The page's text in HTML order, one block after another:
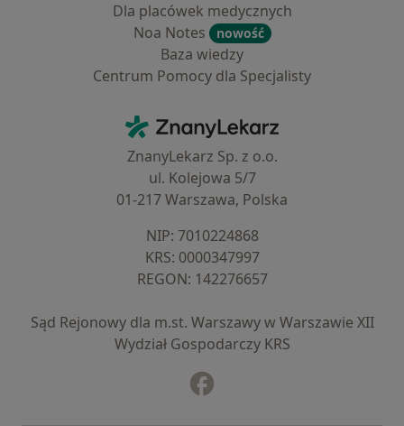
Dla placówek medycznych
Noa Notes
nowość
Baza wiedzy
Centrum Pomocy dla Specjalisty
ZnanyLekarz - Strona główna
ZnanyLekarz Sp. z o.o.
ul. Kolejowa 5/7
01-217 Warszawa, Polska
NIP: ⁠7010224868
KRS: ⁠0000347997
REGON: ⁠142276657
Sąd Rejonowy dla m.st. Warszawy w Warszawie XII
Wydział Gospodarczy KRS